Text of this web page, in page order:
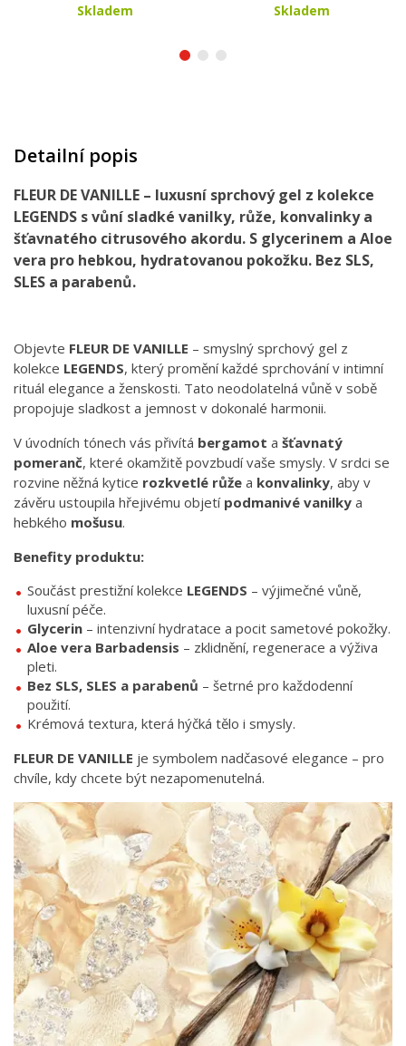
Skladem
Skladem
Detailní popis
FLEUR DE VANILLE – luxusní sprchový gel z kolekce
LEGENDS s vůní sladké vanilky, růže, konvalinky a
šťavnatého citrusového akordu. S glycerinem a Aloe
vera pro hebkou, hydratovanou pokožku. Bez SLS,
SLES a parabenů.
Objevte FLEUR DE VANILLE – smyslný sprchový gel z
kolekce LEGENDS, který promění každé sprchování v intimní
rituál elegance a ženskosti. Tato neodolatelná vůně v sobě
propojuje sladkost a jemnost v dokonalé harmonii.
V úvodních tónech vás přivítá bergamot a šťavnatý
pomeranč, které okamžitě povzbudí vaše smysly. V srdci se
rozvine něžná kytice rozkvetlé růže a konvalinky, aby v
závěru ustoupila hřejivému objetí podmanivé vanilky a
hebkého mošusu.
Benefity produktu:
Součást prestižní kolekce LEGENDS – výjimečné vůně,
luxusní péče.
Glycerin – intenzivní hydratace a pocit sametové pokožky.
Aloe vera Barbadensis – zklidnění, regenerace a výživa
pleti.
Bez SLS, SLES a parabenů – šetrné pro každodenní
použití.
Krémová textura, která hýčká tělo i smysly.
FLEUR DE VANILLE je symbolem nadčasové elegance – pro
chvíle, kdy chcete být nezapomenutelná.